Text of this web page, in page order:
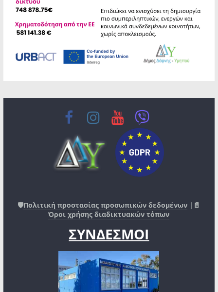
🛡️Πολιτική προστασίας προσωπικών δεδομένων |📄
Όροι χρήσης διαδικτυακών τόπων
ΣΥΝΔΕΣΜΟΙ